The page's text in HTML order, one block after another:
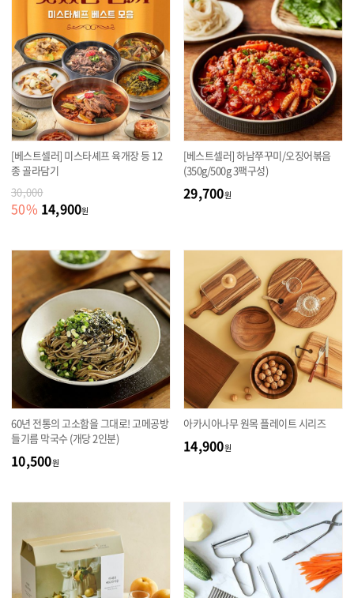
[베스트셀러] 미스타셰프 육개장 등 12
종 골라담기
30,000
50% 14,900원
[베스트셀러] 하남쭈꾸미/오징어볶음
(350g/500g 3팩구성)
29,700원
60년 전통의 고소함을 그대로! 고메공방
들기름 막국수 (개당 2인분)
10,500원
아카시아나무 원목 플레이트 시리즈
14,900원